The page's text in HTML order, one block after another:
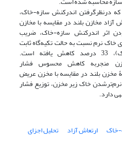
که درنظرگرفتن اندرکنش سازه-خاک،
آزاد مخازن بلند در مقایسه با مخازن
اثر اندرکنش سازه-خاک، ضریب
نرم نسبت به حالت تکیه‌گاه ثابت
(بدون اندرکنش سازه-خاک)، 33 درصد کاهش یافته است.
منجربه کاهش محسوس فشار
مخزن بلند در مقایسه با مخزن عریض
خاک زیر مخزن، توزیع فشار
دارد.
خاک ارتعاش آزاد تحلیل اجزای